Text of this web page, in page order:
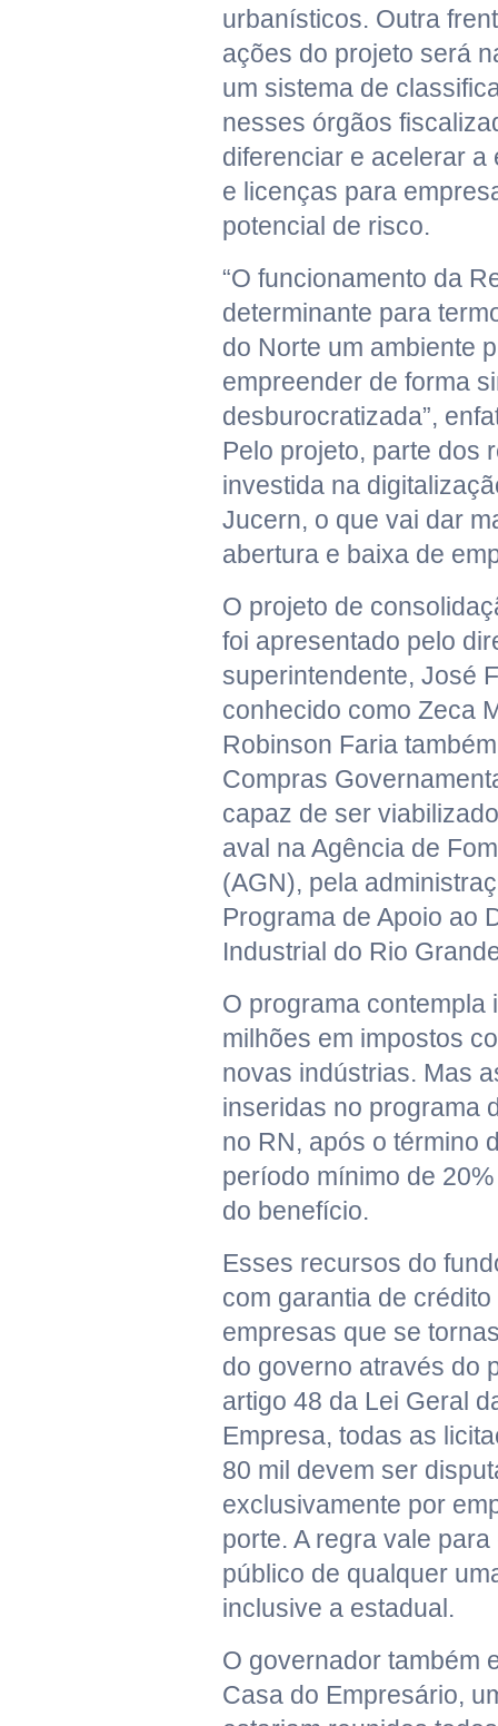
urbanísticos. Outra
ações do projeto será
um sistema de
nesses órgãos
diferenciar e acelerar a
e licenças para
potencial de risco.
“O funcionamento da
determinante para
do Norte um ambiente
empreender de forma
desburocratizada”,
Pelo projeto, parte dos
investida na
Jucern, o que vai dar
abertura e baixa de
O projeto de
foi apresentado pelo
superintendente, José
conhecido como Zeca
Robinson Faria
Compras
capaz de ser
aval na Agência de
(AGN), pela
Programa de Apoio ao
Industrial do Rio
O programa contempla
milhões em impostos
novas indústrias. Mas
inseridas no programa
no RN, após o término
período mínimo de
do benefício.
Esses recursos do
com garantia de
empresas que se
do governo através do
artigo 48 da Lei Geral
Empresa, todas as
80 mil devem ser
exclusivamente por
porte. A regra vale
público de qualquer
inclusive a estadual.
O governador também
Casa do Empresário,